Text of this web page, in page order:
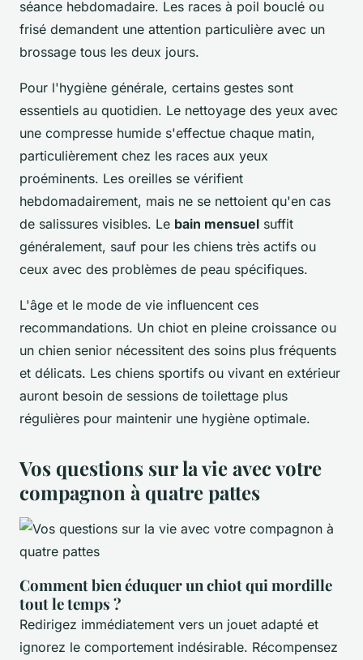
séance hebdomadaire. Les races à poil bouclé ou
frisé demandent une attention particulière avec un
brossage tous les deux jours.
Pour l'hygiène générale, certains gestes sont
essentiels au quotidien. Le nettoyage des yeux avec
une compresse humide s'effectue chaque matin,
particulièrement chez les races aux yeux
proéminents. Les oreilles se vérifient
hebdomadairement, mais ne se nettoient qu'en cas
de salissures visibles. Le bain mensuel suffit
généralement, sauf pour les chiens très actifs ou
ceux avec des problèmes de peau spécifiques.
L'âge et le mode de vie influencent ces
recommandations. Un chiot en pleine croissance ou
un chien senior nécessitent des soins plus fréquents
et délicats. Les chiens sportifs ou vivant en extérieur
auront besoin de sessions de toilettage plus
régulières pour maintenir une hygiène optimale.
Vos questions sur la vie avec votre
compagnon à quatre pattes
Comment bien éduquer un chiot qui mordille
tout le temps ?
Redirigez immédiatement vers un jouet adapté et
ignorez le comportement indésirable. Récompensez